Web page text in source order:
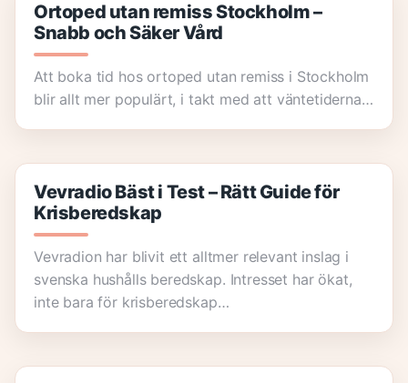
Ortoped utan remiss Stockholm –
Snabb och Säker Vård
Att boka tid hos ortoped utan remiss i Stockholm
blir allt mer populärt, i takt med att väntetiderna…
Vevradio Bäst i Test – Rätt Guide för
Krisberedskap
Vevradion har blivit ett alltmer relevant inslag i
svenska hushålls beredskap. Intresset har ökat,
inte bara för krisberedskap…